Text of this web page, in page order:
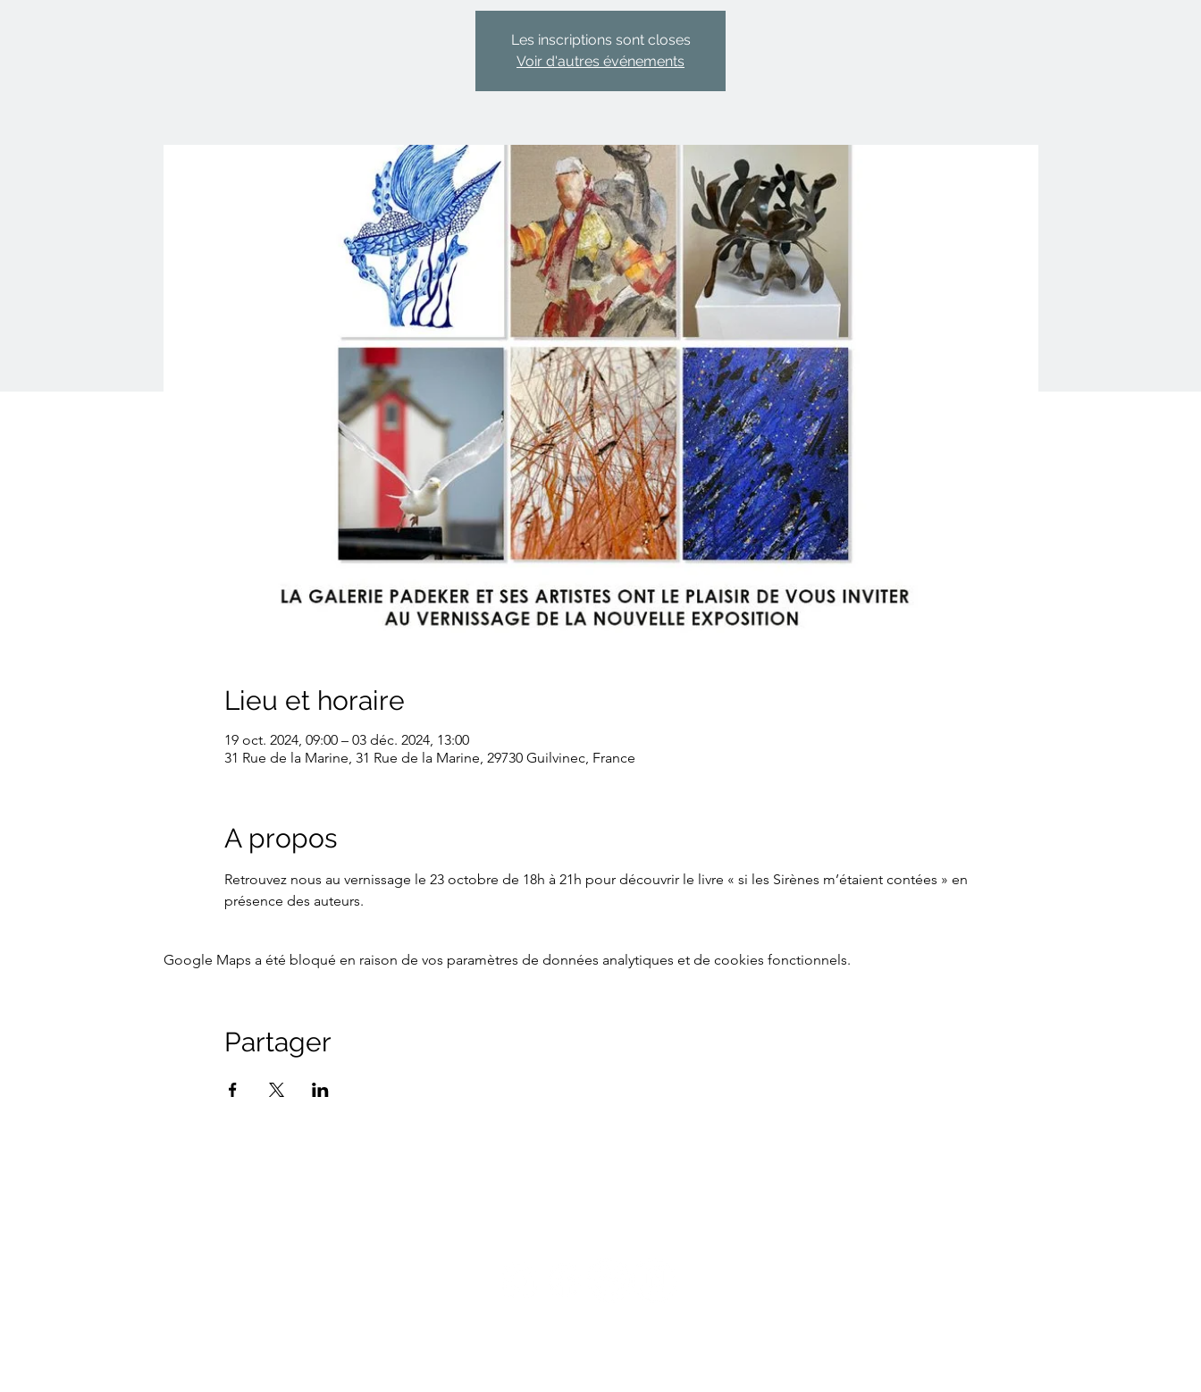
Les inscriptions sont closes
Voir d'autres événements
Lieu et horaire
19 oct. 2024, 09:00 – 03 déc. 2024, 13:00
31 Rue de la Marine, 31 Rue de la Marine, 29730 Guilvinec, France
A propos
Retrouvez nous au vernissage le 23 octobre de 18h à 21h pour découvrir le livre « si les Sirènes m’étaient contées » en
présence des auteurs.
Google Maps a été bloqué en raison de vos paramètres de données analytiques et de cookies fonctionnels.
Partager